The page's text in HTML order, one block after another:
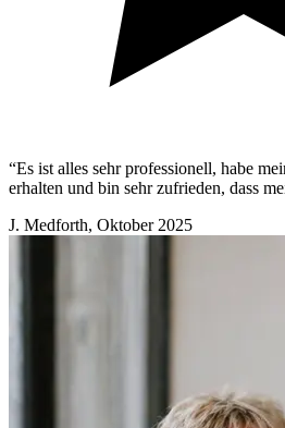
“Es ist alles sehr professionell, habe
erhalten und bin sehr zufrieden, dass
J. Medforth, Oktober 2025